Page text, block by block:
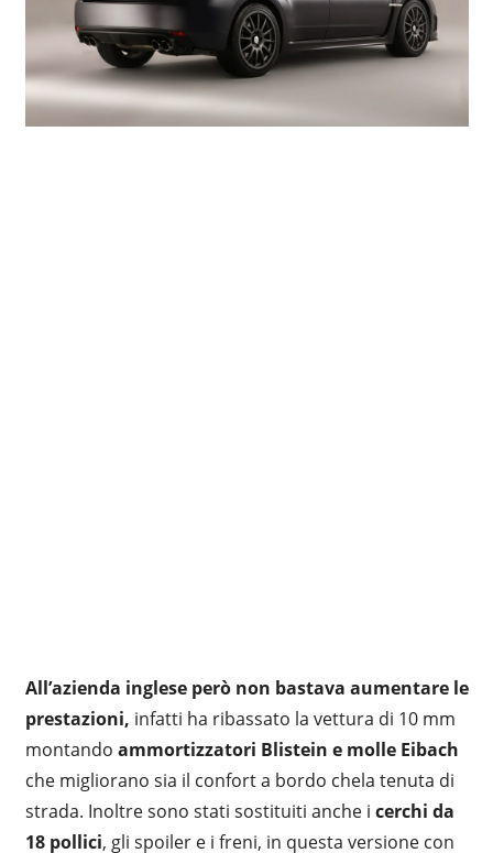
All’azienda inglese però non bastava aumentare le
prestazioni, infatti ha ribassato la vettura di 10 mm
montando ammortizzatori Blistein e molle Eibach
che migliorano sia il confort a bordo chela tenuta di
strada. Inoltre sono stati sostituiti anche i cerchi da
18 pollici, gli spoiler e i freni, in questa versione con